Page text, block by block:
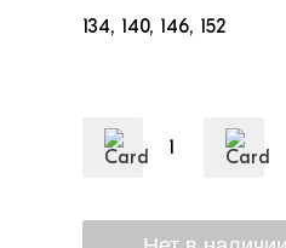
134 140 146 152